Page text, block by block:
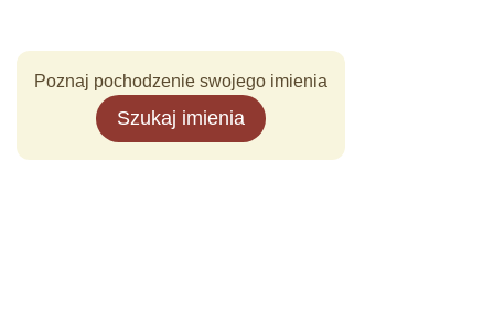
Poznaj pochodzenie swojego imienia
Szukaj imienia